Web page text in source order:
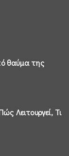
θαύμα της
Λειτουργεί, Τι